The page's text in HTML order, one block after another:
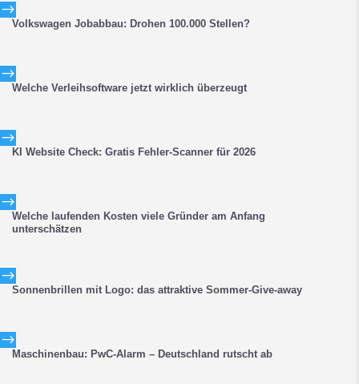
$
Volkswagen Jobabbau: Drohen 100.000 Stellen?
$
Welche Verleihsoftware jetzt wirklich überzeugt
$
KI Website Check: Gratis Fehler-Scanner für 2026
$
Welche laufenden Kosten viele Gründer am Anfang
unterschätzen
$
Sonnenbrillen mit Logo: das attraktive Sommer-Give-away
$
Maschinenbau: PwC-Alarm – Deutschland rutscht ab